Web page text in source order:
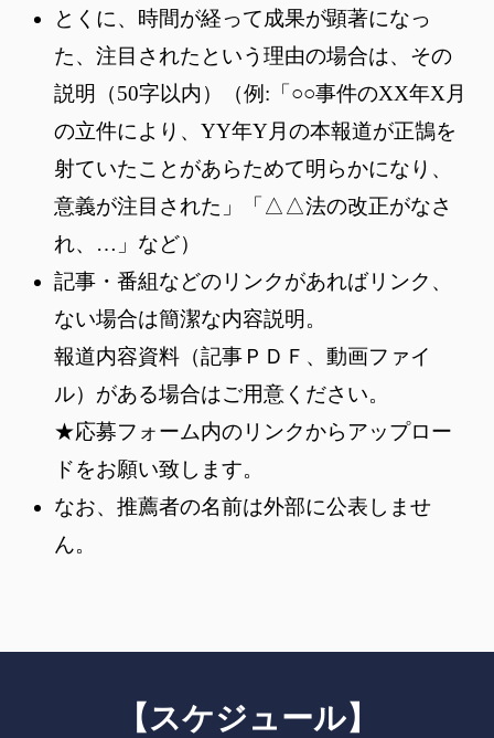
とくに、時間が経って成果が顕著になっ
た、注目されたという理由の場合は、その
説明（50字以内）（例:「○○事件のXX年X月
の立件により、YY年Y月の本報道が正鵠を
射ていたことがあらためて明らかになり、
意義が注目された」「△△法の改正がなさ
れ、…」など）
記事・番組などのリンクがあればリンク、
ない場合は簡潔な内容説明。
報道内容資料（記事ＰＤＦ、動画ファイ
ル）がある場合はご用意ください。
★応募フォーム内のリンクからアップロー
ドをお願い致します。
なお、推薦者の名前は外部に公表しませ
ん。
【スケジュール】